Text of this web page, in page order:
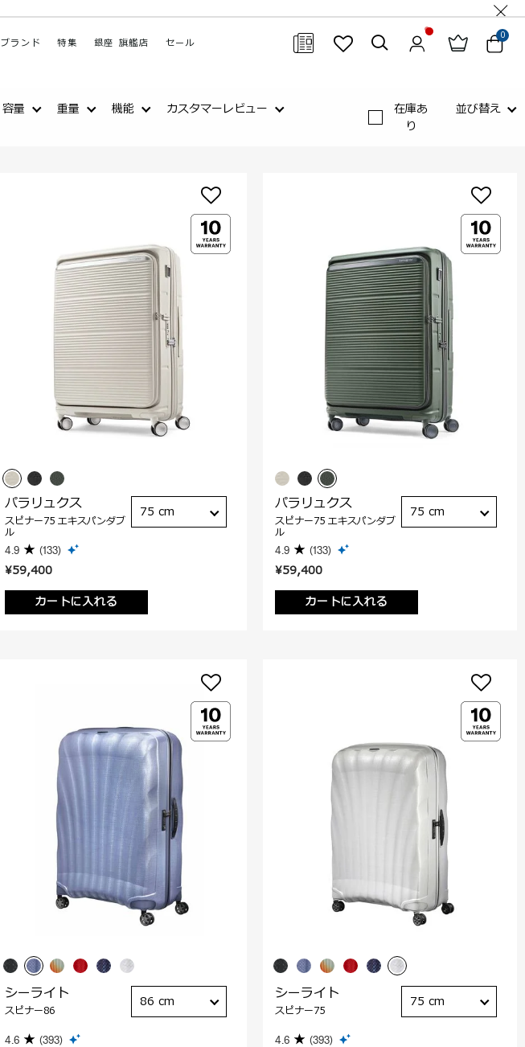
ブランド 特集 銀座 旗艦店 セール
0
閉じる
容量 重量 機能 カスタマーレビュー
在庫あ
り
並び替え
¥59,400
カートに入れる
パラリュクス
スピナー75 エキスパンダブ
ル
4.9 (133)
75 cm
¥59,400
カートに入れる
パラリュクス
スピナー75 エキスパンダブ
ル
4.9 (133)
75 cm
シーライト
スピナー86
4.6 (393)
86 cm シーライト
スピナー75
4.6 (393)
75 cm